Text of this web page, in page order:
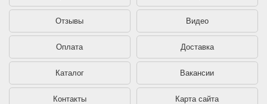
Отзывы Видео
Оплата Доставка
Каталог Вакансии
Контакты Карта сайта